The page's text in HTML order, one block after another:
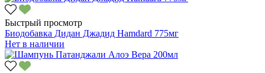
Быстрый просмотр
Биодобавка Дидан Джадид Hamdard 775мг
Нет в наличии